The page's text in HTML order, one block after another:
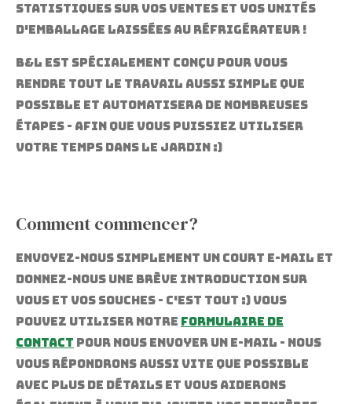
statistiques sur vos ventes et vos unités
d'emballage laissées au réfrigérateur !
B&l est spécialement conçu pour vous
rendre tout le travail aussi simple que
possible et automatisera de nombreuses
étapes - afin que vous puissiez utiliser
votre temps dans le jardin :)
Comment commencer?
Envoyez-nous simplement un court e-mail et
donnez-nous une brève introduction sur
vous et vos souches - c'est tout :) Vous
pouvez utiliser notre formulaire de
contact pour nous envoyer un e-mail - nous
vous répondrons aussi vite que possible
avec plus de détails et vous aiderons